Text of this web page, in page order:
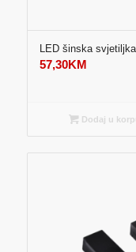
LED šinska
57,30KM
Dodaj u